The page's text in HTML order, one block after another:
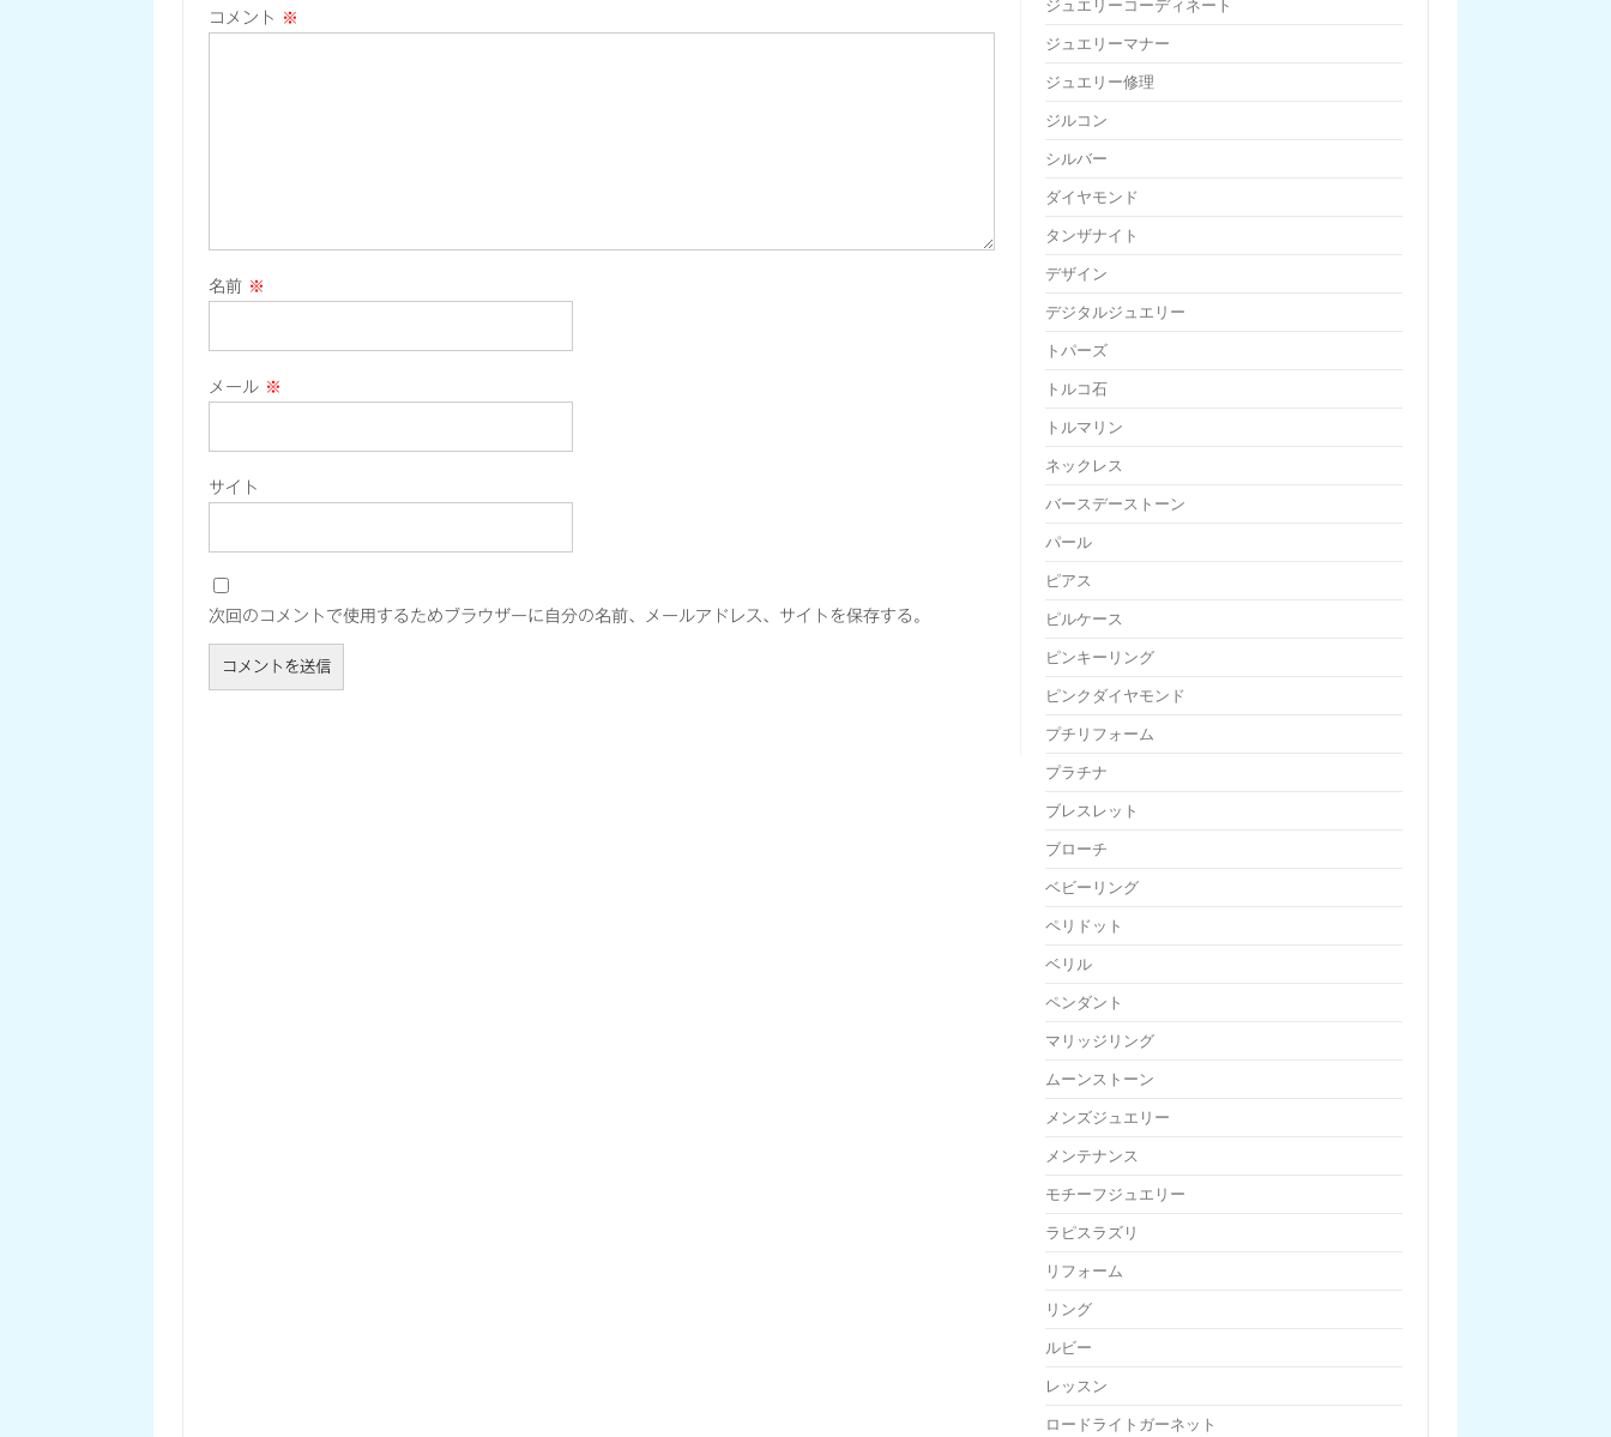
コメント ※
名前 ※
メール ※
サイト
次回のコメントで使用するためブラウザーに自分の名前、メールアドレス、サイトを保存する。
ジュエリーコーディネート
ジュエリーマナー
ジュエリー修理
ジルコン
シルバー
ダイヤモンド
タンザナイト
デザイン
デジタルジュエリー
トパーズ
トルコ石
トルマリン
ネックレス
バースデーストーン
パール
ピアス
ピルケース
ピンキーリング
ピンクダイヤモンド
プチリフォーム
プラチナ
ブレスレット
ブローチ
ベビーリング
ペリドット
ベリル
ペンダント
マリッジリング
ムーンストーン
メンズジュエリー
メンテナンス
モチーフジュエリー
ラピスラズリ
リフォーム
リング
ルビー
レッスン
ロードライトガーネット